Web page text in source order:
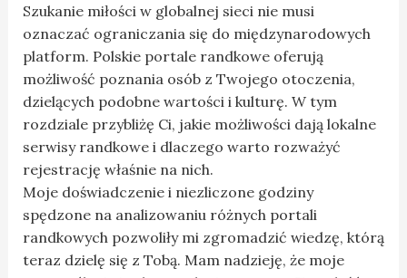
Szukanie miłości w globalnej sieci nie musi
oznaczać ograniczania się do międzynarodowych
platform. Polskie portale randkowe oferują
możliwość poznania osób z Twojego otoczenia,
dzielących podobne wartości i kulturę. W tym
rozdziale przybliżę Ci, jakie możliwości dają lokalne
serwisy randkowe i dlaczego warto rozważyć
rejestrację właśnie na nich.
Moje doświadczenie i niezliczone godziny
spędzone na analizowaniu różnych portali
randkowych pozwoliły mi zgromadzić wiedzę, którą
teraz dzielę się z Tobą. Mam nadzieję, że moje